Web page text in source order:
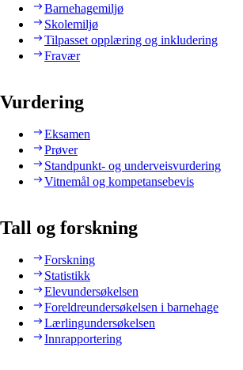
Barnehagemiljø
Skolemiljø
Tilpasset opplæring og inkludering
Fravær
Vurdering
Eksamen
Prøver
Standpunkt- og underveisvurdering
Vitnemål og kompetansebevis
Tall og forskning
Forskning
Statistikk
Elevundersøkelsen
Foreldreundersøkelsen i barnehage
Lærlingundersøkelsen
Innrapportering